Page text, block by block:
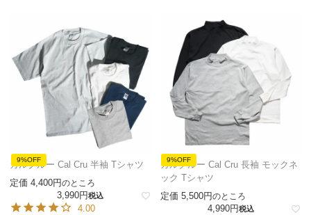
9%OFF
カルクルー Cal Cru 半袖 Tシャツ
定価 4,400 のところ
3,990 税込
4.00
9%OFF
カルクルー Cal Cru 長袖 モックネ
ック Tシャツ
定価 5,500 のところ
4,990 税込